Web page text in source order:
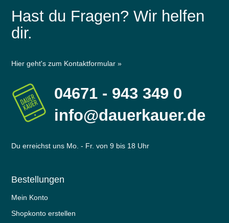
Hast du Fragen? Wir helfen
dir.
Hier geht's zum Kontaktformular »
04671 - 943 349 0
info@dauerkauer.de
Du erreichst uns Mo. - Fr. von 9 bis 18 Uhr
Bestellungen
Mein Konto
Shopkonto erstellen